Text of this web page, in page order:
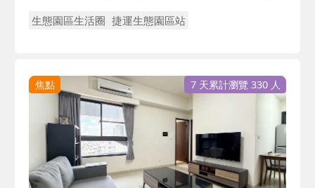
生態園區生活圈 捷運生態園區站
焦點 7 天累計瀏覽 330 人